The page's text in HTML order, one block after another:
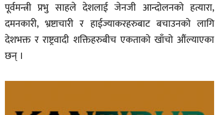
पूर्वमन्त्री प्रभु साहले देशलाई जेनजी आन्दोलनको हत्यारा,
दमनकारी, भ्रष्टाचारी र हाईज्याकरहरुबाट बचाउनको लागि
देशभक्त र राष्ट्रवादी शक्तिहरुबीच एकताको खाँचो औंल्याएका
छन् ।